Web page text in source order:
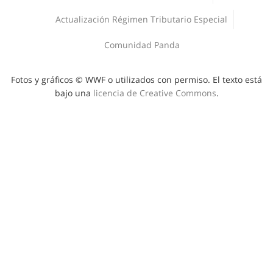
Actualización Régimen Tributario Especial
Comunidad Panda
Fotos y gráficos © WWF o utilizados con permiso. El texto está
bajo una licencia de Creative Commons.